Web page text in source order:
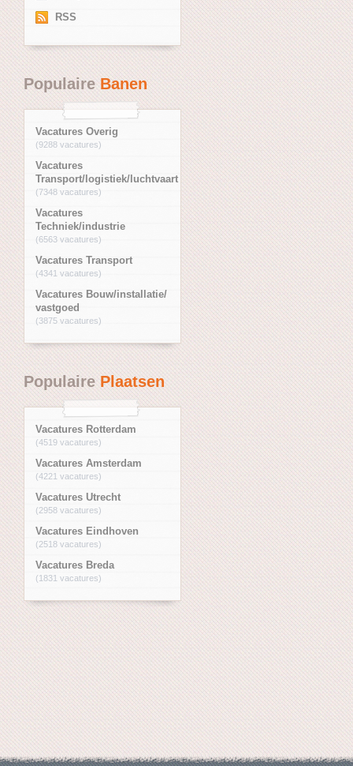
RSS
PopulaireBanen
Vacatures Overig
(9288 vacatures)
Vacatures
Transport/logistiek/luchtvaart
(7348 vacatures)
Vacatures
Techniek/industrie
(6563 vacatures)
Vacatures Transport
(4341 vacatures)
Vacatures Bouw/installatie/
vastgoed
(3875 vacatures)
PopulairePlaatsen
Vacatures Rotterdam
(4519 vacatures)
Vacatures Amsterdam
(4221 vacatures)
Vacatures Utrecht
(2958 vacatures)
Vacatures Eindhoven
(2518 vacatures)
Vacatures Breda
(1831 vacatures)